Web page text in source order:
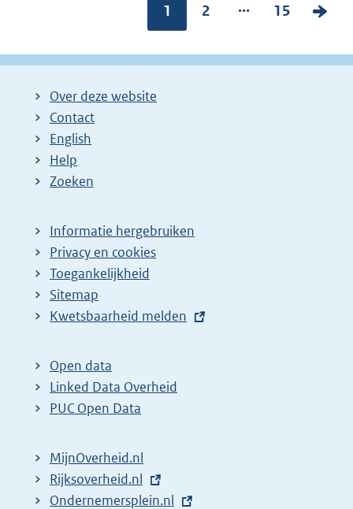
Pagina:
1
P
g
2 ...
P
g
15
V
l
Over deze website
Contact
English
Help
Zoeken
Informatie hergebruiken
Privacy en cookies
Toegankelijkheid
Sitemap
E
t
e
r
l
i
Kwetsbaarheid melden
Open data
Linked Data Overheid
PUC Open Data
MijnOverheid.nl
E
x
Rijksoverheid.nl
E
Ondernemersplein.nl